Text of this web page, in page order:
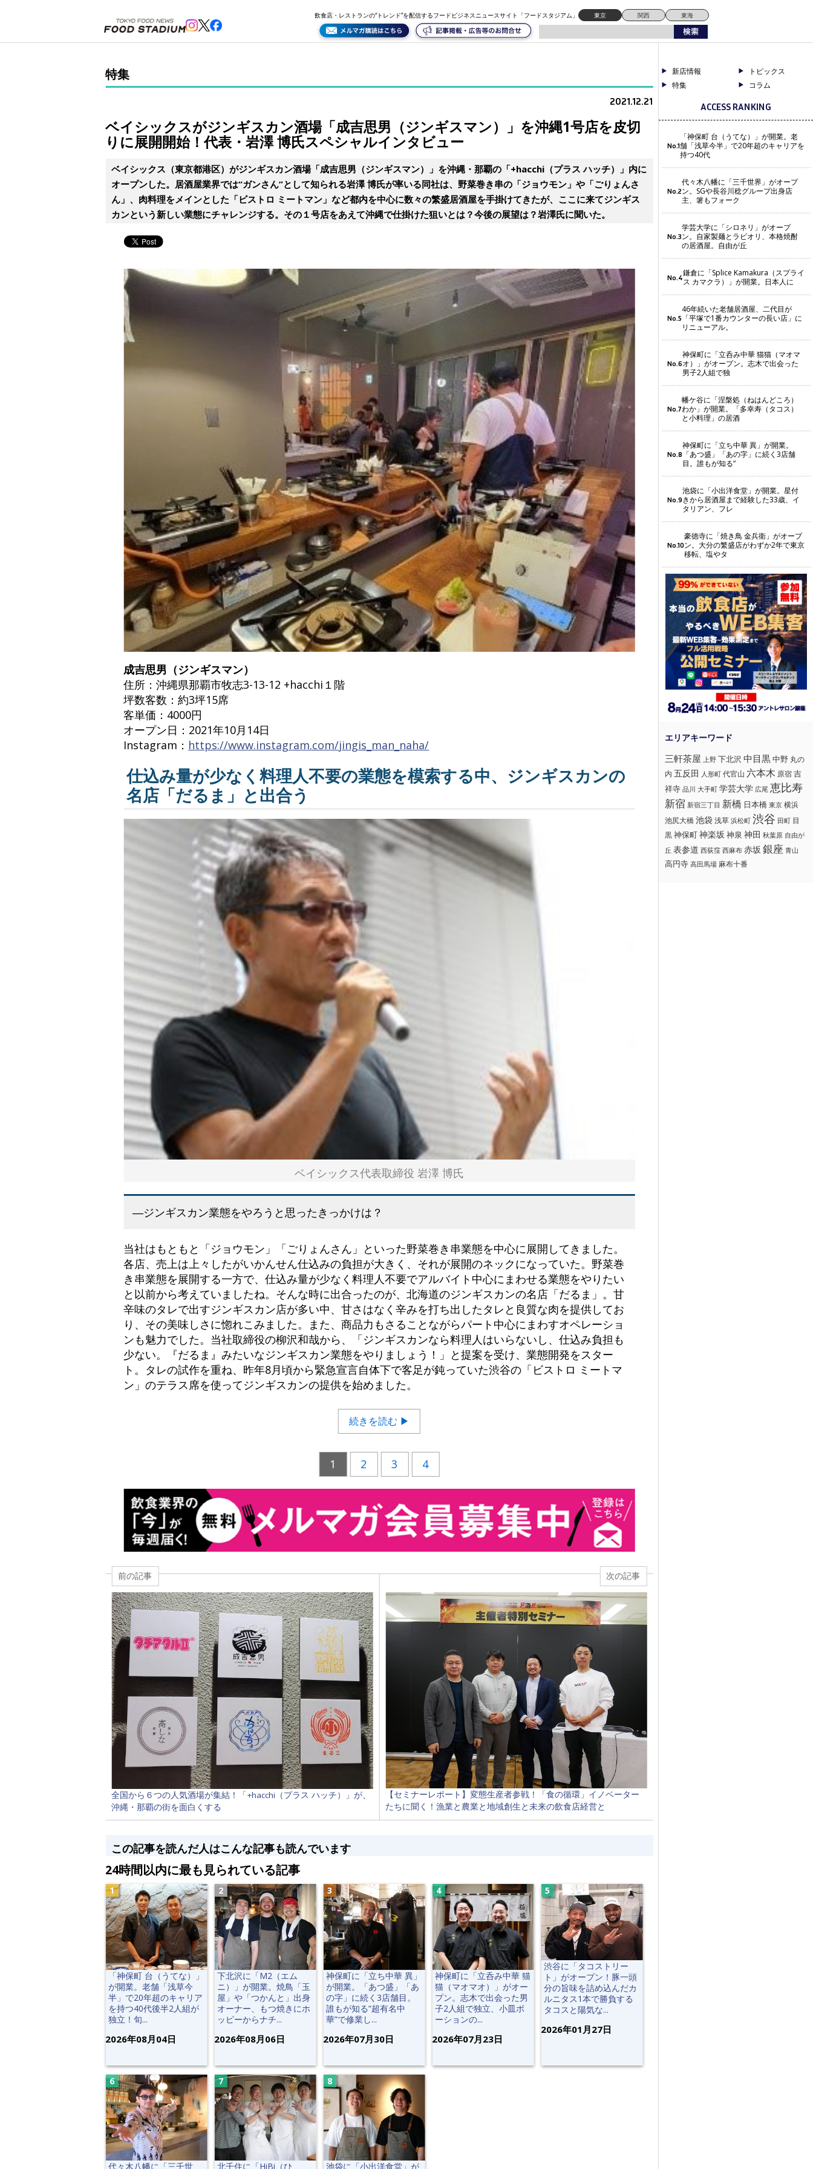
飲食店・レストランの“トレンド”を配信するフードビジネスニュースサイト「フードスタジアム」 東京 関西 東海
特集
2021.12.21
ベイシックスがジンギスカン酒場「成吉思男（ジンギスマン）」を沖縄1号店を皮切
りに展開開始！代表・岩澤 博氏スペシャルインタビュー
ベイシックス（東京都港区）がジンギスカン酒場「成吉思男（ジンギスマン）」を沖縄・那覇の「+hacchi（プラス ハッチ）」内に
オープンした。居酒屋業界では“ガンさん”として知られる岩澤 博氏が率いる同社は、野菜巻き串の「ジョウモン」や「ごりょんさ
ん」、肉料理をメインとした「ビストロ ミートマン」など都内を中心に数々の繁盛居酒屋を手掛けてきたが、ここに来てジンギス
カンという新しい業態にチャレンジする。その１号店をあえて沖縄で仕掛けた狙いとは？今後の展望は？岩澤氏に聞いた。
成吉思男（ジンギスマン）
住所：沖縄県那覇市牧志3-13-12 +hacchi１階
坪数客数：約3坪15席
客単価：4000円
オープン日：2021年10月14日
Instagram： https://www.instagram.com/jingis_man_naha/
仕込み量が少なく料理人不要の業態を模索する中、ジンギスカンの
名店「だるま」と出合う
ベイシックス代表取締役 岩澤 博氏
―ジンギスカン業態をやろうと思ったきっかけは？
当社はもともと「ジョウモン」「ごりょんさん」といった野菜巻き串業態を中心に展開してきました。
各店、売上は上々したがいかんせん仕込みの負担が大きく、それが展開のネックになっていた。野菜巻
き串業態を展開する一方で、仕込み量が少なく料理人不要でアルバイト中心にまわせる業態をやりたい
と以前から考えていましたね。そんな時に出合ったのが、北海道のジンギスカンの名店「だるま」。甘
辛味のタレで出すジンギスカン店が多い中、甘さはなく辛みを打ち出したタレと良質な肉を提供してお
り、その美味しさに惚れこみました。また、商品力もさることながらパート中心にまわすオペレーショ
ンも魅力でした。当社取締役の柳沢和哉から、「ジンギスカンなら料理人はいらないし、仕込み負担も
少ない。『だるま』みたいなジンギスカン業態をやりましょう！」と提案を受け、業態開発をスター
ト。タレの試作を重ね、昨年8月頃から緊急宣言自体下で客足が鈍っていた渋谷の「ビストロ ミートマ
ン」のテラス席を使ってジンギスカンの提供を始めました。
続きを読む ▶
1 2 3 4
前の記事
全国から６つの人気酒場が集結！「+hacchi（プラス ハッチ）」が、
沖縄・那覇の街を面白くする
次の記事
【セミナーレポート】変態生産者参戦！「食の循環」イノベーター
たちに聞く！漁業と農業と地域創生と未来の飲食店経営と
この記事を読んだ人はこんな記事も読んでいます
24時間以内に最も見られている記事
「神保町 台（うてな）」
が開業。老舗「浅草今
半」で20年超のキャリア
を持つ40代後半2人組が
独立！旬...
2026年08月04日
下北沢に「M2（エム
ニ）」が開業。焼鳥「玉
屋」や「つかんと」出身
オーナー、もつ焼きにホ
ッピーからナチ...
2026年08月06日
神保町に「立ち中華 異」
が開業。「あつ盛」「あ
の字」に続く3店舗目。
誰もが知る“超有名中
華”で修業し...
2026年07月30日
神保町に「立呑み中華 猫
猫（マオマオ）」がオー
プン。志木で出会った男
子2人組で独立、小皿ポ
ーションの...
2026年07月23日
渋谷に「タコストリー
ト」がオープン！豚一頭
分の旨味を詰め込んだカ
ルニタス1本で勝負する
タコスと陽気な...
2026年01月27日
代々木八幡に「三千世 北千住に「HiBi（ひ 池袋に「小出洋食堂」が
新店情報
トピックス
特集
コラム
ACCESS RANKING
No.1
「神保町 台（うてな）」が開業。老
舗「浅草今半」で20年超のキャリアを
持つ40代
No.2
代々木八幡に「三千世界」がオープ
ン。SGや長谷川稔グループ出身店
主、箸もフォーク
No.3
学芸大学に「シロネリ」がオープ
ン。自家製麺とラビオリ、本格焼酎
の居酒屋。自由が丘
No.4鎌倉に「Splice Kamakura（スプライ
ス カマクラ）」が開業。日本人に
No.5
46年続いた老舗居酒屋、二代目が
「平塚で1番カウンターの長い店」に
リニューアル。
No.6
神保町に「立呑み中華 猫猫（マオマ
オ）」がオープン。志木で出会った
男子2人組で独
No.7
幡ケ谷に「涅槃処（ねはんどころ）
わか」が開業。「多幸寿（タコス）
と小料理」の居酒
No.8
神保町に「立ち中華 異」が開業。
「あつ盛」「あの字」に続く3店舗
目。誰もが知る“
No.9
池袋に「小出洋食堂」が開業。星付
きから居酒屋まで経験した33歳、イ
タリアン、フレ
No.10
豪徳寺に「焼き鳥 金兵衛」がオープ
ン。大分の繁盛店がわずか2年で東京
移転、塩やタ
三軒茶屋 上野 下北沢 中目黒中野 丸の
内 五反田 人形町 代官山 六本木 原宿 吉
祥寺 品川 大手町 学芸大学 広尾 恵比寿
新宿 新宿三丁目 新橋 日本橋 東京 横浜
池尻大橋 池袋浅草 浜松町 渋谷 田町 目
黒神保町神楽坂 神泉 神田 秋葉原 自由が
丘 表参道 西荻窪 西麻布 赤坂 銀座 青山
高円寺 高田馬場 麻布十番